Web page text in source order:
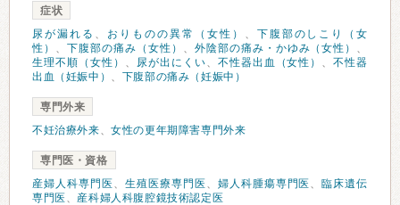
症状
尿が漏れる 、 おりものの異常（女性） 、 下腹部のしこり（女
性） 、 下腹部の痛み（女性） 、 外陰部の痛み・かゆみ（女性） 、
生理不順（女性） 、 尿が出にくい、 不性器出血（女性） 、不性器
出血（妊娠中） 、 下腹部の痛み（妊娠中）
専門外来
不妊治療外来、女性の更年期障害専門外来
専門医・資格
産婦人科専門医 、 生殖医療専門医 、 婦人科腫瘍専門医 、臨床遺伝
専門医 、 産科婦人科腹腔鏡技術認定医